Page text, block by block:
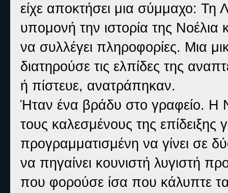
είχε αποκτήσει μια σύμμαχο:
υπομονή την ιστορία της
να συλλέγει πληροφορίες. Μια
διατηρούσε τις ελπίδες της
ή πίστευε, ανατράπηκαν.
Ήταν ένα βράδυ στο γραφείο. Η
τους καλεσμένους της επίδειξης
προγραμματισμένη να γίνει σε
να πηγαίνει κουνιστή λυγιστή
που φορούσε ίσα που κάλυπτε